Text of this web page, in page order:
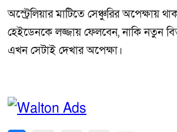
অস্ট্রেলিয়ার মাটিতে সেঞ্চুরির অপেক্ষায়
হেইডেনকে লজ্জায় ফেলবেন, নাকি নতুন
এখন সেটাই দেখার অপেক্ষা।